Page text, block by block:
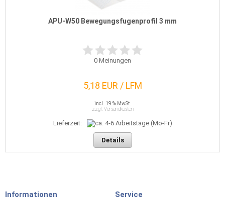
APU-W50 Bewegungsfugenprofil 3 mm
0 Meinungen
5,18 EUR / LFM
incl. 19 % MwSt.
zzgl. Versandkosten
Lieferzeit:
Details
Informationen Service